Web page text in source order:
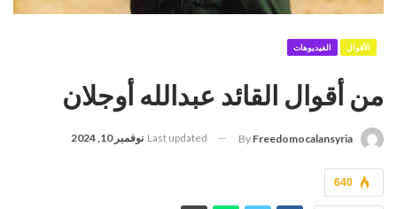
الأقوال الفيديوهات
من أقوال القائد عبدالله أوجلان
By Freedomocalansyria
Last updated نوفمبر 10, 2024
640